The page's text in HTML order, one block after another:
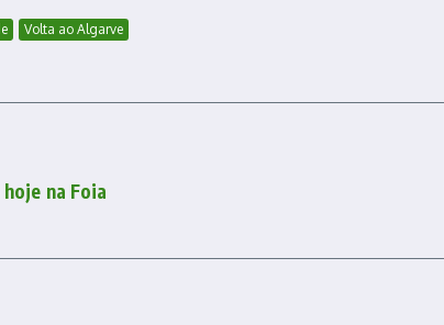
Volta ao Algarve
na Foia